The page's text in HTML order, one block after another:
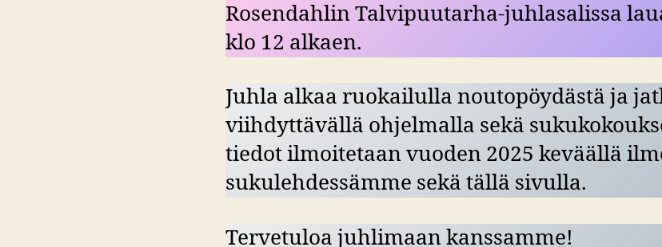
Rosendahlin Talvipuutarha-juhlasalissa
klo 12 alkaen.
Juhla alkaa ruokailulla noutopöydästä ja
viihdyttävällä ohjelmalla sekä
tiedot ilmoitetaan vuoden 2025 keväällä
sukulehdessämme sekä tällä sivulla.
Tervetuloa juhlimaan kanssamme!